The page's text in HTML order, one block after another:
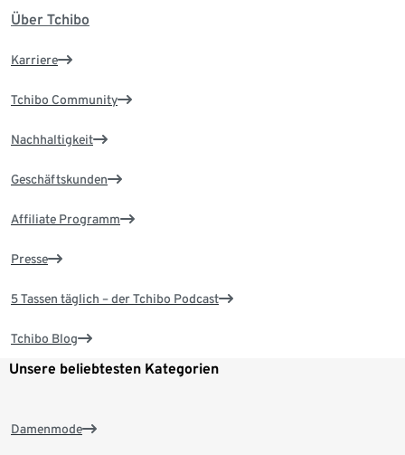
Über Tchibo
Karriere
Tchibo Community
Nachhaltigkeit
Geschäftskunden
Affiliate Programm
Presse
5 Tassen täglich – der Tchibo Podcast
Tchibo Blog
Unsere beliebtesten Kategorien
Damenmode